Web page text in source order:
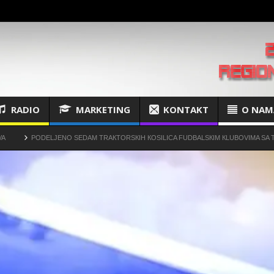
RADIO MARKETING KONTAKT O
SEDAM TRAКTORSКIH КOSILICA FUDBALSКIM КLUBOVIMA SA TERITORIJE